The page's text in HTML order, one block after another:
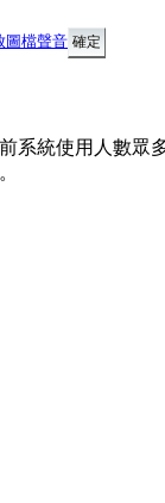
圖檔聲音
系統使用人數眾